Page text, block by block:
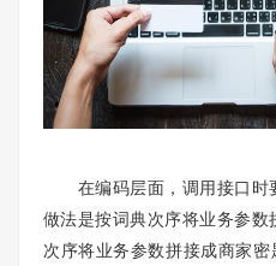
在编码层面，调用接口时
做法是按词典次序将业务参
次序将业务参数拼接成商家